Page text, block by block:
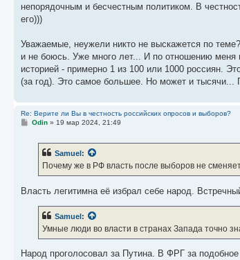
непорядочным и бесчестным политиком. В
его)))
Уважаемые, неужели никто не выскажется по
и не боюсь. Уже много лет... И по отношению меня
историей - примерно 1 из 100 или 1000 россиян.
(за год). Это самое большее. Но может и тысячи...
Re: Верите ли Вы в честность российских опросов и выборов?
С
е
Odin» 19 мар 2024, 21:49
Samuel:
Почему же в РФ власть после выборов не
Власть легитимна её избрал себе народ.
Samuel:
Умные люди во власти в странах Запада точно
Народ проголосовал за Путина. В ФРГ за